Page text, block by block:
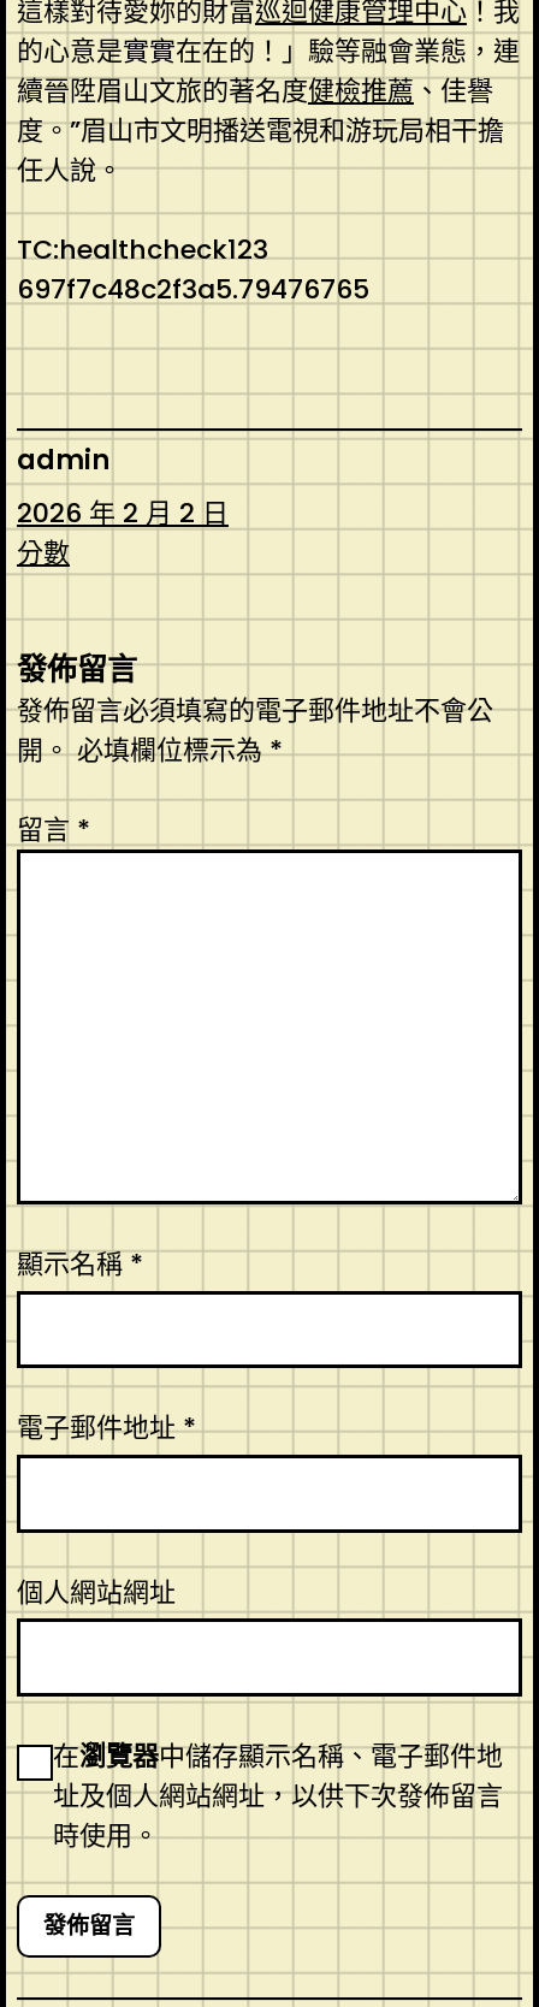
這樣對待愛妳的財富巡迴健康管理中心！我
的心意是實實在在的！」驗等融會業態，連
續晉陞眉山文旅的著名度健檢推薦、佳譽
度。”眉山市文明播送電視和游玩局相干擔
任人說。
TC:healthcheck123
697f7c48c2f3a5.79476765
admin
2026 年 2 月 2 日
分數
發佈留言
發佈留言必須填寫的電子郵件地址不會公
開。必填欄位標示為*
留言 *
顯示名稱*
電子郵件地址*
個人網站網址
在瀏覽器中儲存顯示名稱、電子郵件地
址及個人網站網址，以供下次發佈留言
時使用。